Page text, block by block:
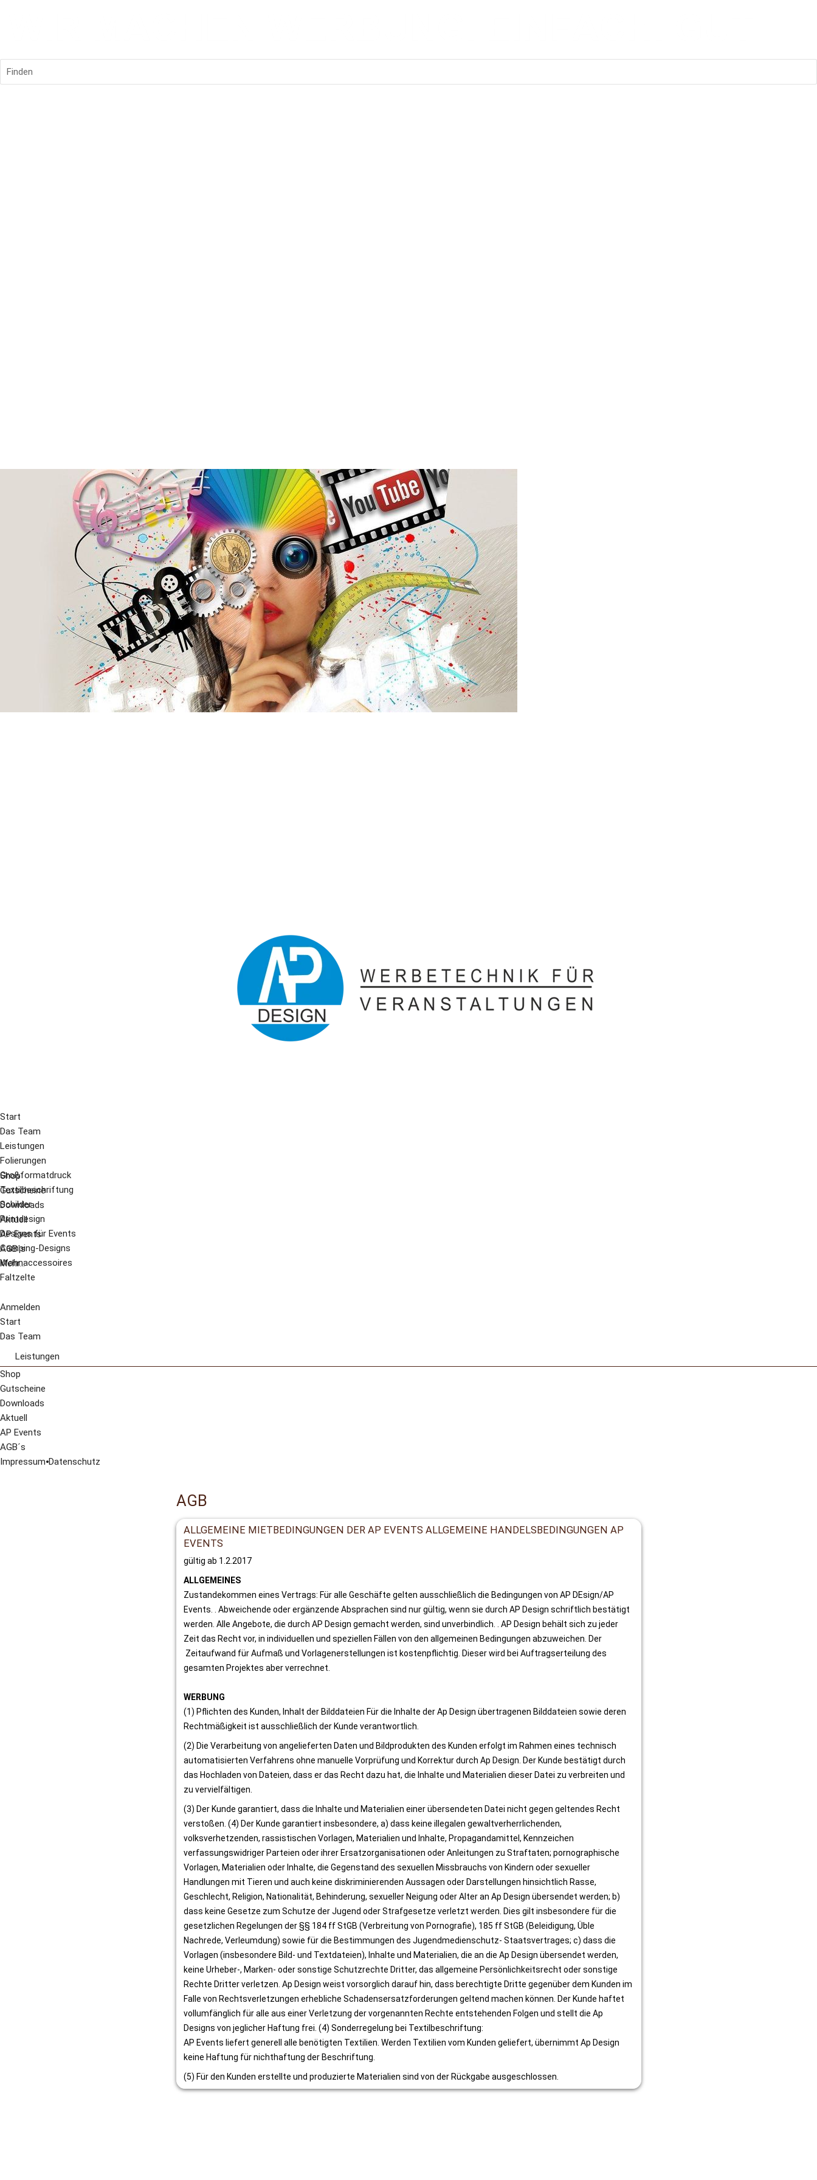
Finden
Start
Das Team
Leistungen
Folierungen
Großformatdruck
Textilbeschriftung
Schilder
Printdesign
Designs für Events
Camping-Designs
Wohnaccessoires
Faltzelte
Shop
Gutscheine
Downloads
Aktuell
AP Events
AGB´s
Mehr...
Anmelden
Start
Das Team
Leistungen
Folierungen
Großformatdruck
Textilbeschriftung
Schilder
Printdesign
Designs für Events
Camping-Designs
Shop
Gutscheine
Downloads
Aktuell
AP Events
AGB´s
Impressum⦁Datenschutz
AGB
ALLGEMEINE MIETBEDINGUNGEN DER AP EVENTS ALLGEMEINE HANDELSBEDINGUNGEN AP
EVENTS
gültig ab 1.2.2017
ALLGEMEINES
Zustandekommen eines Vertrags: Für alle Geschäfte gelten ausschließlich die Bedingungen von AP DEsign/AP
Events. . Abweichende oder ergänzende Absprachen sind nur gültig, wenn sie durch AP Design schriftlich bestätigt
werden. Alle Angebote, die durch AP Design gemacht werden, sind unverbindlich. . AP Design behält sich zu jeder
Zeit das Recht vor, in individuellen und speziellen Fällen von den allgemeinen Bedingungen abzuweichen. Der
Zeitaufwand für Aufmaß und Vorlagenerstellungen ist kostenpflichtig. Dieser wird bei Auftragserteilung des
gesamten Projektes aber verrechnet.
WERBUNG
(1) Pflichten des Kunden, Inhalt der Bilddateien Für die Inhalte der Ap Design übertragenen Bilddateien sowie deren
Rechtmäßigkeit ist ausschließlich der Kunde verantwortlich.
(2) Die Verarbeitung von angelieferten Daten und Bildprodukten des Kunden erfolgt im Rahmen eines technisch
automatisierten Verfahrens ohne manuelle Vorprüfung und Korrektur durch Ap Design. Der Kunde bestätigt durch
das Hochladen von Dateien, dass er das Recht dazu hat, die Inhalte und Materialien dieser Datei zu verbreiten und
zu vervielfältigen.
(3) Der Kunde garantiert, dass die Inhalte und Materialien einer übersendeten Datei nicht gegen geltendes Recht
verstoßen. (4) Der Kunde garantiert insbesondere, a) dass keine illegalen gewaltverherrlichenden,
volksverhetzenden, rassistischen Vorlagen, Materialien und Inhalte, Propagandamittel, Kennzeichen
verfassungswidriger Parteien oder ihrer Ersatzorganisationen oder Anleitungen zu Straftaten; pornographische
Vorlagen, Materialien oder Inhalte, die Gegenstand des sexuellen Missbrauchs von Kindern oder sexueller
Handlungen mit Tieren und auch keine diskriminierenden Aussagen oder Darstellungen hinsichtlich Rasse,
Geschlecht, Religion, Nationalität, Behinderung, sexueller Neigung oder Alter an Ap Design übersendet werden; b)
dass keine Gesetze zum Schutze der Jugend oder Strafgesetze verletzt werden. Dies gilt insbesondere für die
gesetzlichen Regelungen der §§ 184 ff StGB (Verbreitung von Pornografie), 185 ff StGB (Beleidigung, Üble
Nachrede, Verleumdung) sowie für die Bestimmungen des Jugendmedienschutz- Staatsvertrages; c) dass die
Vorlagen (insbesondere Bild- und Textdateien), Inhalte und Materialien, die an die Ap Design übersendet werden,
keine Urheber-, Marken- oder sonstige Schutzrechte Dritter, das allgemeine Persönlichkeitsrecht oder sonstige
Rechte Dritter verletzen. Ap Design weist vorsorglich darauf hin, dass berechtigte Dritte gegenüber dem Kunden im
Falle von Rechtsverletzungen erhebliche Schadensersatzforderungen geltend machen können. Der Kunde haftet
vollumfänglich für alle aus einer Verletzung der vorgenannten Rechte entstehenden Folgen und stellt die Ap
Designs von jeglicher Haftung frei. (4) Sonderregelung bei Textilbeschriftung:
AP Events liefert generell alle benötigten Textilien. Werden Textilien vom Kunden geliefert, übernimmt Ap Design
keine Haftung für nichthaftung der Beschriftung.
(5) Für den Kunden erstellte und produzierte Materialien sind von der Rückgabe ausgeschlossen.